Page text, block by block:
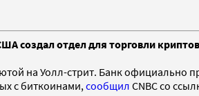
создал отдел для торговли
на Уолл-стрит. Банк официально
с биткоинами, сообщил CNBC со